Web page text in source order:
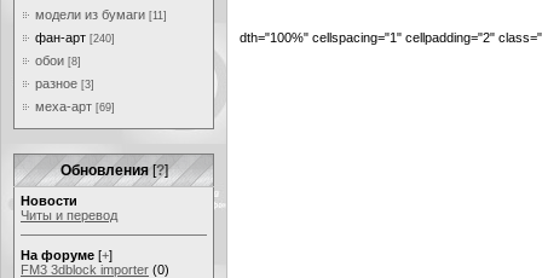
модели из бумаги [11]
фан-арт [240]
обои [8]
разное [3]
меха-арт [69]
Обновления [?]
Новости
Читы и перевод
На форуме [+]
FM3 3dblock importer (0)
dth="100%" cellspacing="1" cellpadding="2"